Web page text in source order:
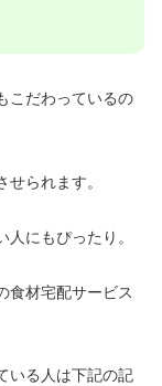
こだわっているの
られます。
にもぴったり。
食材宅配サービス
いる人は下記の記